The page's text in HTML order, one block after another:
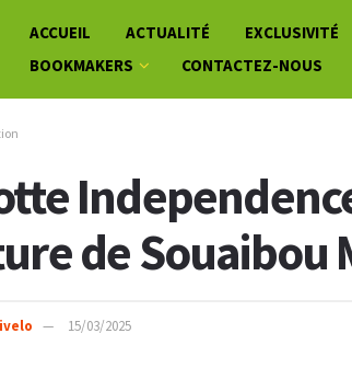
ACCUEIL ACTUALITÉ EXCLUSIVITÉ
BOOKMAKERS
CONTACTEZ-NOUS
de Souaibou
15/03/2025